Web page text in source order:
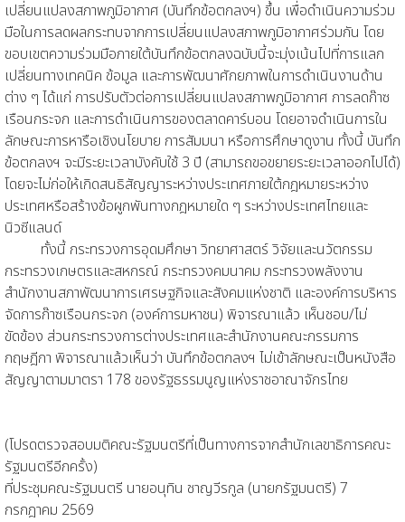
เปลี่ยนแปลงสภาพภูมิอากาศ (บันทึกข้อตกลงฯ) ขึ้น เพื่อดำเนินความร่วม
มือในการลดผลกระทบจากการเปลี่ยนแปลงสภาพภูมิอากาศร่วมกัน โดย
ขอบเขตความร่วมมือภายใต้บันทึกข้อตกลงฉบับนี้จะมุ่งเน้นไปที่การแลก
เปลี่ยนทางเทคนิค ข้อมูล และการพัฒนาศักยภาพในการดำเนินงานด้าน
ต่าง ๆ ได้แก่ การปรับตัวต่อการเปลี่ยนแปลงสภาพภูมิอากาศ การลดก๊าซ
เรือนกระจก และการดำเนินการของตลาดคาร์บอน โดยอาจดำเนินการใน
ลักษณะการหารือเชิงนโยบาย การสัมมนา หรือการศึกษาดูงาน ทั้งนี้ บันทึก
ข้อตกลงฯ จะมีระยะเวลาบังคับใช้ 3 ปี (สามารถขอขยายระยะเวลาออกไปได้)
โดยจะไม่ก่อให้เกิดสนธิสัญญาระหว่างประเทศภายใต้กฎหมายระหว่าง
ประเทศหรือสร้างข้อผูกพันทางกฎหมายใด ๆ ระหว่างประเทศไทยและ
นิวซีแลนด์
ทั้งนี้ กระทรวงการอุดมศึกษา วิทยาศาสตร์ วิจัยและนวัตกรรม
กระทรวงเกษตรและสหกรณ์ กระทรวงคมนาคม กระทรวงพลังงาน
สำนักงานสภาพัฒนาการเศรษฐกิจและสังคมแห่งชาติ และองค์การบริหาร
จัดการก๊าซเรือนกระจก (องค์การมหาชน) พิจารณาแล้ว เห็นชอบ/ไม่
ขัดข้อง ส่วนกระทรวงการต่างประเทศและสำนักงานคณะกรรมการ
กฤษฎีกา พิจารณาแล้วเห็นว่า บันทึกข้อตกลงฯ ไม่เข้าลักษณะเป็นหนังสือ
สัญญาตามมาตรา 178 ของรัฐธรรมนูญแห่งราชอาณาจักรไทย
(โปรดตรวจสอบมติคณะรัฐมนตรีที่เป็นทางการจากสำนักเลขาธิการคณะ
รัฐมนตรีอีกครั้ง)
ที่ประชุมคณะรัฐมนตรี นายอนุทิน ชาญวีรกูล (นายกรัฐมนตรี) 7
กรกฎาคม 2569